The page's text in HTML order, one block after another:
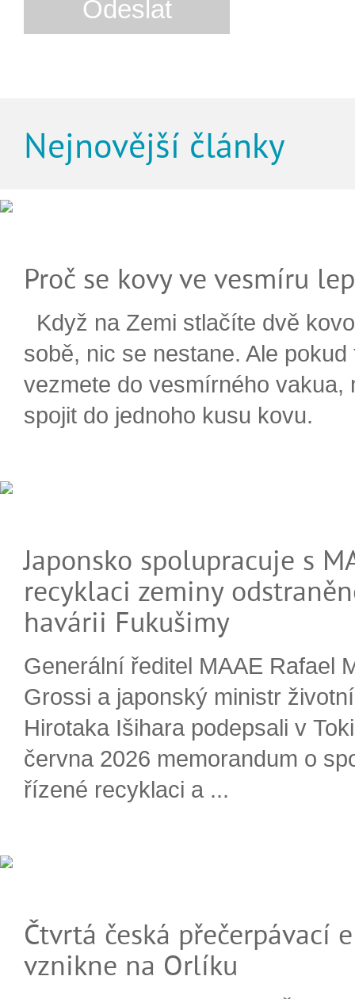
Nejnovější články
Proč se kovy ve vesmíru
Když na Zemi stlačíte dvě
sobě, nic se nestane. Ale
vezmete do vesmírného vakua,
spojit do jednoho kusu kovu.
Japonsko spolupracuje s
recyklaci zeminy
havárii Fukušimy
Generální ředitel MAAE Rafael
Grossi a japonský ministr
Hirotaka Išihara podepsali v
června 2026 memorandum o
řízené recyklaci a ...
Čtvrtá česká přečerpávací
vznikne na Orlíku